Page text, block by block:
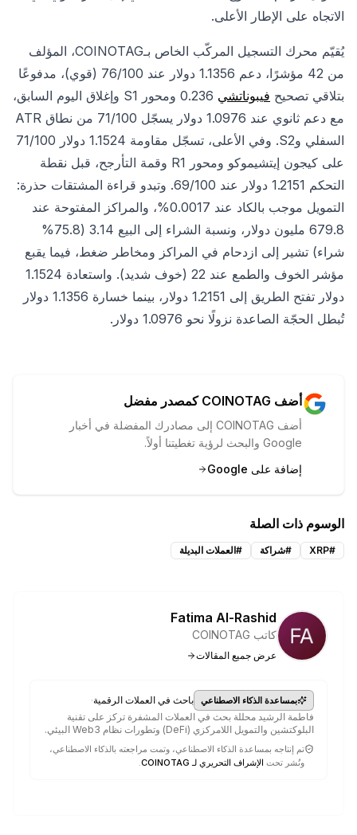
الاتجاه على الإطار الأعلى.
يُقيّم محرك التسجيل المركّب الخاص بـCOINOTAG، المؤلف
من 42 مؤشرًا، دعم 1.1356 دولار عند 76/100 (قوي)، مدفوعًا
بتلاقي تصحيح فيبوناتشي
0.236 ومحور S1 وإغلاق اليوم السابق،
مع دعم ثانوي عند 1.0976 دولار يسجّل 71/100 من نطاق ATR
السفلي وS2. وفي الأعلى، تسجّل مقاومة 1.1524 دولار 71/100
على كيجون إيتشيموكو ومحور R1 وقمة التأرجح، قبل نقطة
التحكم 1.2151 دولار عند 69/100. وتبدو قراءة المشتقات حذرة:
التمويل موجب بالكاد عند 0.0017%، والمراكز المفتوحة عند
679.8 مليون دولار، ونسبة الشراء إلى البيع 3.14 (75.8%
شراء) تشير إلى ازدحام في المراكز ومخاطر ضغط، فيما يقبع
مؤشر الخوف والطمع عند 22 (خوف شديد). واستعادة 1.1524
دولار تفتح الطريق إلى 1.2151 دولار، بينما خسارة 1.1356 دولار
تُبطل الحجّة الصاعدة نزولًا نحو 1.0976 دولار.
أضف COINOTAG كمصدر مفضل
أضف COINOTAG إلى مصادرك المفضلة في أخبار
Google والبحث لرؤية تغطيتنا أولاً.
إضافة على Google
الوسوم ذات الصلة
#
XRP
#شراكة #العملات البديلة
Fatima Al-Rashid
كاتب COINOTAG
عرض جميع المقالات
بمساعدة الذكاء الاصطناعي باحث في العملات الرقمية·
فاطمة الرشيد محللة بحث في العملات المشفرة تركز على تقنية
البلوكتشين والتمويل اللامركزي (DeFi) وتطورات نظام Web3 البيئي.
تم إنتاجه بمساعدة الذكاء الاصطناعي، وتمت مراجعته بالذكاء الاصطناعي،
ونُشر تحت الإشراف التحريري لـ COINOTAG .